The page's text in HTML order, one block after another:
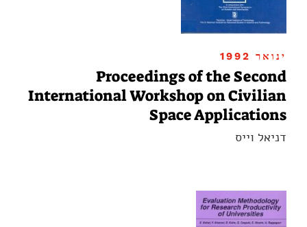
ינואר 1992
Proceedings of the Second
International Workshop on Civilian
Space Applications
דניאל וייס